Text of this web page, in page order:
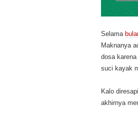
Selama
Maknanya
dosa
suci kayak
Kalo
akhirnya